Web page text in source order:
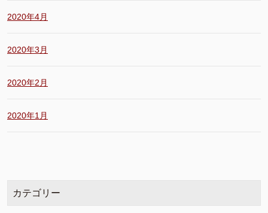
2020年4月
2020年3月
2020年2月
2020年1月
カテゴリー